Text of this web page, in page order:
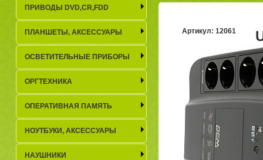
Артикул: 12061
ПРИВОДЫ DVD,CR,FDD
ПЛАНШЕТЫ, АКСЕСCУАРЫ
ОСВЕТИТЕЛЬНЫЕ ПРИБОРЫ
ОРГТЕХНИКА
ОПЕРАТИВНАЯ ПАМЯТЬ
НОУТБУКИ, АКСЕСCУАРЫ
НАУШНИКИ